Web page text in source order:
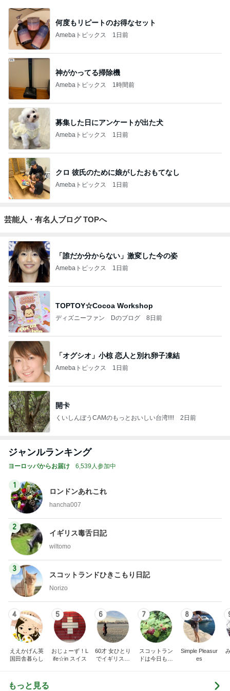
何度もリピートのお得なセット
Amebaトピックス 1日前
神がかってる掃除機
Amebaトピックス 1時間前
募集した日にアンケートが出た犬
Amebaトピックス 1日前
クロ 彼氏のために娘がしたおもてなし
Amebaトピックス 1日前
芸能人・有名人ブログ TOPへ
「誰だか分からない」激変した今の姿
Amebaトピックス 1日前
TOPTOY☆Cocoa Workshop
ディズニーファン Dのブログ 8日前
「オグシオ」小椋 恋人と別れ卵子凍結
Amebaトピックス 1日前
開卡
くいしんぼうCAMのもっとおいしい台湾!!!! 2日前
ジャンルランキング
ヨーロッパからお届け 6,539人参加中
1
ロンドンあれこれ
hancha007
2
イギリス毒舌日記
wiltomo
3
スコットランドひきこもり日記
Norizo
4
ええかげん英
国田舎暮らし
5
おじょーず！L
ife☆in スイス
6
60才 女ひとり
でイギリスに
7
スコットラン
ドは今日も曇
8
Simple Pleasur
es
もっと見る